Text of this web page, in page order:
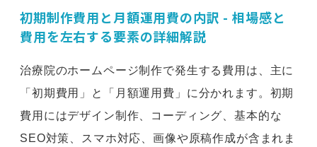
初期制作費用と月額運用費の内訳 - 相場感と
費用を左右する要素の詳細解説
治療院のホームページ制作で発生する費用は、主に
「初期費用」と「月額運用費」に分かれます。初期
費用にはデザイン制作、コーディング、基本的な
SEO対策、スマホ対応、画像や原稿作成が含まれま